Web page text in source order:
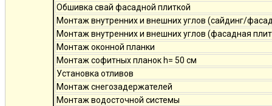
Обшивка свай фасадной плиткой
Монтаж внутренних и внешних углов (сайдинг/
Монтаж внутренних и внешних углов (фасадная
Монтаж оконной планки
Монтаж софитных планок h= 50 см
Установка отливов
Монтаж снегозадержателей
Монтаж водосточной системы